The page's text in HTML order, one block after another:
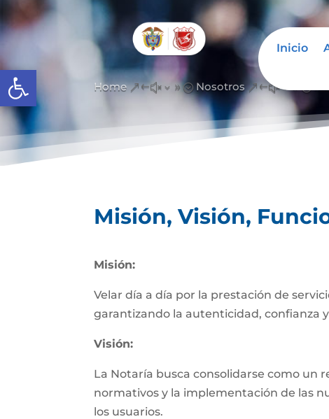
Abrir barra de herramientas
Inicio
Home &#x39; Nosotros &#x39;
Misión, Visión,
Misión:
Velar día a día por la prestación de
garantizando la autenticidad, confianza
Visión:
La Notaría busca consolidarse como un
normativos y la implementación de las
los usuarios.